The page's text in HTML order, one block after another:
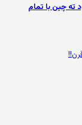
ته چين با تمام